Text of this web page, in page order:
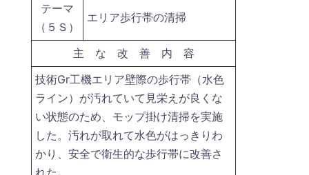
テーマ
（５Ｓ）
エリア歩行帯の清掃
主 な 改 善 内 容
技術Gr工機エリア壁際の歩行帯（水色
ライン）が汚れていて見栄えが良くな
い状態のため、モップ掛け清掃を実施
した。汚れが取れて水色がはっきりわ
かり、安全で衛生的な歩行帯に改善さ
れた。